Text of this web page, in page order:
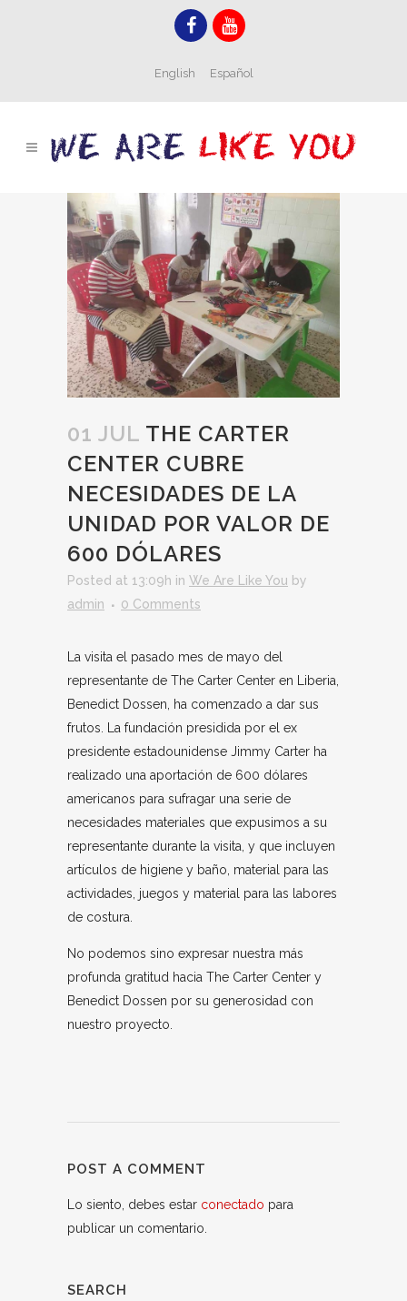
English Español
01 JUL THE CARTER
CENTER CUBRE
NECESIDADES DE LA
UNIDAD POR VALOR DE
600 DÓLARES
Posted at 13:09h in We Are Like You by
admin
0 Comments
La visita el pasado mes de mayo del
representante de The Carter Center en Liberia,
Benedict Dossen, ha comenzado a dar sus
frutos. La fundación presidida por el ex
presidente estadounidense Jimmy Carter ha
realizado una aportación de 600 dólares
americanos para sufragar una serie de
necesidades materiales que expusimos a su
representante durante la visita, y que incluyen
artículos de higiene y baño, material para las
actividades, juegos y material para las labores
de costura.
No podemos sino expresar nuestra más
profunda gratitud hacia The Carter Center y
Benedict Dossen por su generosidad con
nuestro proyecto.
POST A COMMENT
Lo siento, debes estar conectado para
publicar un comentario.
SEARCH